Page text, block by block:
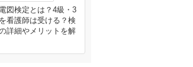
図検定とは？4級・3
看護師は受ける？検
詳細やメリットを解